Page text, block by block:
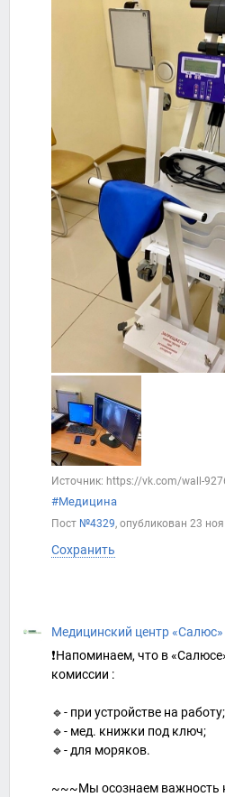
Источник: https://vk.com/wall-
#Медицина
Пост №4329, опубликован 23
Сохранить
Медицинский центр «Салюс»
❗️Напоминаем, что в
комиссии :
🔹- при устройстве на работу;
🔹- мед. книжки под ключ;
🔹- для моряков.
~~~Мы осознаем важность